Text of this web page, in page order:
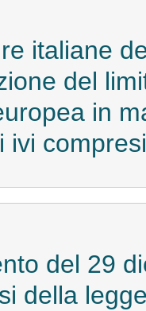
italiane
del
in
ivi
del 29
della